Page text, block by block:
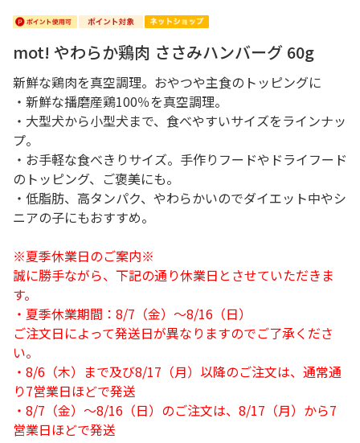
mot! やわらか鶏肉 ささみハンバーグ 60g
新鮮な鶏肉を真空調理。おやつや主食のトッピングに
・新鮮な播磨産鶏100％を真空調理。
・大型犬から小型犬まで、食べやすいサイズをラインナッ
プ。
・お手軽な食べきりサイズ。手作りフードやドライフード
のトッピング、ご褒美にも。
・低脂肪、高タンパク、やわらかいのでダイエット中やシ
ニアの子にもおすすめ。
※夏季休業日のご案内※
誠に勝手ながら、下記の通り休業日とさせていただきま
す。
・夏季休業期間：8/7（金）～8/16（日）
ご注文日によって発送日が異なりますのでご了承くださ
い。
・8/6（木）まで及び8/17（月）以降のご注文は、通常通
り7営業日ほどで発送
・8/7（金）～8/16（日）のご注文は、8/17（月）から7
営業日ほどで発送